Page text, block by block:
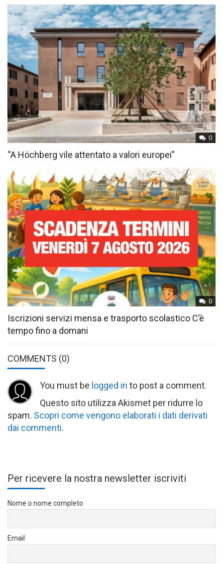
0
“A Höchberg vile attentato a valori europei”
0
Iscrizioni servizi mensa e trasporto scolastico C’è
tempo fino a domani
COMMENTS (0)
You must be logged in to post a comment.
Questo sito utilizza Akismet per ridurre lo
spam. Scopri come vengono elaborati i dati derivati
dai commenti.
Per ricevere la nostra newsletter iscriviti
Nome o nome completo
Email